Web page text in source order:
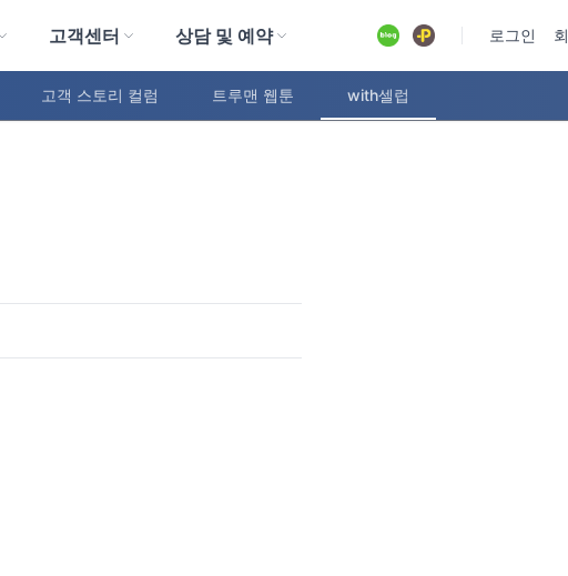
고객센터 상담 및 예약 유튜브 로그인
고객 스토리 컬럼 트루맨 웹툰 with셀럽